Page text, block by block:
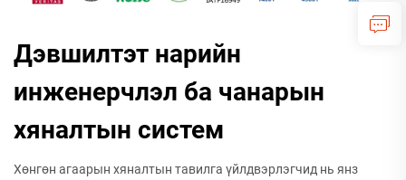
Дэвшилтэт нарийн
инженерчлэл ба чанарын
хяналтын систем
Хөнгөн агаарын хяналтын тавилга үйлдвэрлэгчид нь янз